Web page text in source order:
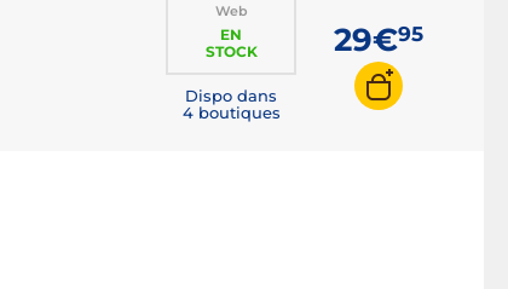
Web
EN
STOCK
Dispo dans
4 boutiques
29€95